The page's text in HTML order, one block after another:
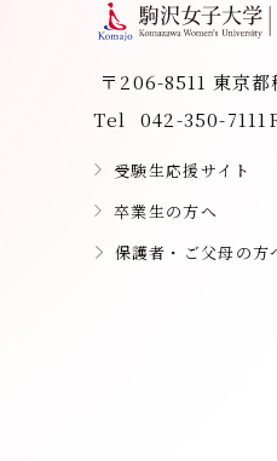
〒206-8511 東京
Tel
042-350-7111
受験生応援サイト
卒業生の方へ
保護者・ご父母の方